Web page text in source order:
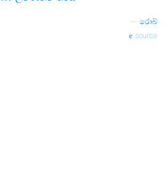
රොබ්
source